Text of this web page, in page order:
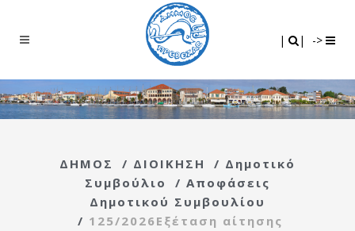
| | ->
ΔΗΜΟΣ / ΔΙΟΙΚΗΣΗ / Δημοτικό
Συμβούλιο
/ Αποφάσεις
Δημοτικού Συμβουλίου
/ 125/2026Εξέταση αίτησης